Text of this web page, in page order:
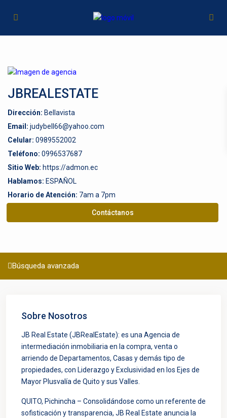
JBREALESTATE
Dirección: Bellavista
Email: judybell66@yahoo.com
Celular: 0989552002
Teléfono: 0996537687
Sitio Web: https://admon.ec
Hablamos: ESPAÑOL
Horario de Atención: 7am a 7pm
Contáctanos
Búsqueda avanzada
Sobre Nosotros
JB Real Estate (JBRealEstate): es una Agencia de
intermediación inmobiliaria en la compra, venta o
arriendo de Departamentos, Casas y demás tipo de
propiedades, con Liderazgo y Exclusividad en los Ejes de
Mayor Plusvalía de Quito y sus Valles.
QUITO, Pichincha – Consolidándose como un referente de
sofisticación y transparencia, JB Real Estate anuncia la